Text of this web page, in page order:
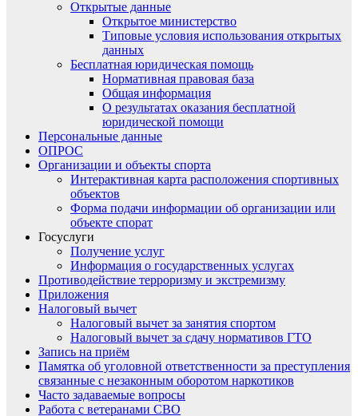
Открытые данные
Открытое министерство
Типовые условия использования открытых
данных
Бесплатная юридическая помощь
Нормативная правовая база
Общая информация
О результатах оказания бесплатной
юридической помощи
Персональные данные
ОПРОС
Организации и объекты спорта
Интерактивная карта расположения спортивных
объектов
Форма подачи информации об организации или
объекте спорат
Госуслуги
Получение услуг
Информация о государственных услугах
Противодействие терроризму и экстремизму
Приложения
Налоговый вычет
Налоговый вычет за занятия спортом
Налоговый вычет за сдачу нормативов ГТО
Запись на приём
Памятка об уголовной ответственности за преступления
связанные с незаконным оборотом наркотиков
Часто задаваемые вопросы
Работа с ветеранами СВО